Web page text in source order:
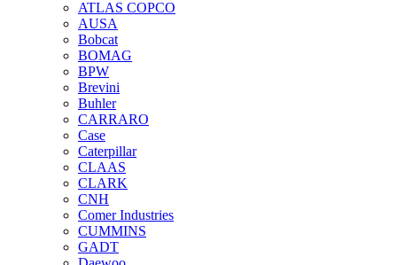
ATLAS COPCO
AUSA
Bobcat
BOMAG
BPW
Brevini
Buhler
CARRARO
Case
Caterpillar
CLAAS
CLARK
CNH
Comer Industries
CUMMINS
GADT